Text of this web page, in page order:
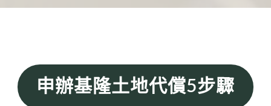
申辦基隆土地代償5步驟